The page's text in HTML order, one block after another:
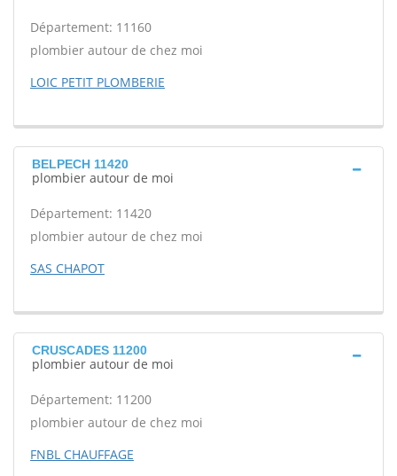
Département: 11160
plombier autour de chez moi
LOIC PETIT PLOMBERIE
BELPECH 11420
plombier autour de moi
Département: 11420
plombier autour de chez moi
SAS CHAPOT
CRUSCADES 11200
plombier autour de moi
Département: 11200
plombier autour de chez moi
FNBL CHAUFFAGE